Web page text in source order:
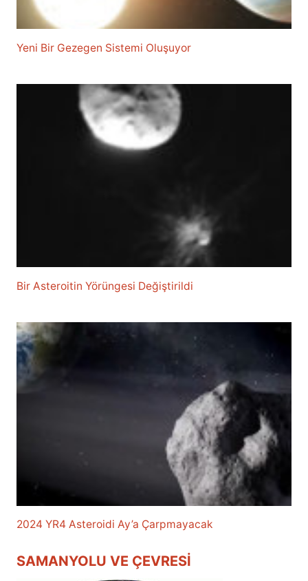
Yeni Bir Gezegen Sistemi Oluşuyor
Bir Asteroitin Yörüngesi Değiştirildi
2024 YR4 Asteroidi Ay’a Çarpmayacak
SAMANYOLU VE ÇEVRESI